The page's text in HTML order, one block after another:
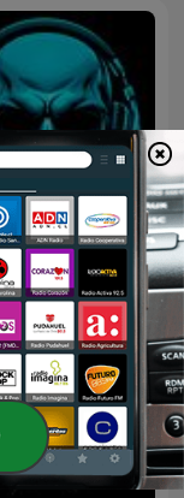
De Misterio